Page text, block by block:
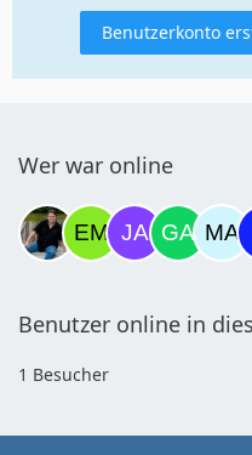
Benutzerkonto
Wer war online
Benutzer online in
1 Besucher